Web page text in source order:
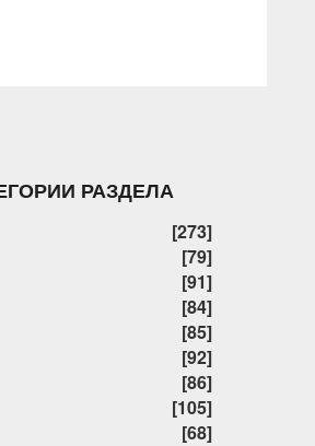
РАЗДЕЛА
[273]
[79]
[91]
[84]
[85]
[92]
[86]
[105]
[68]